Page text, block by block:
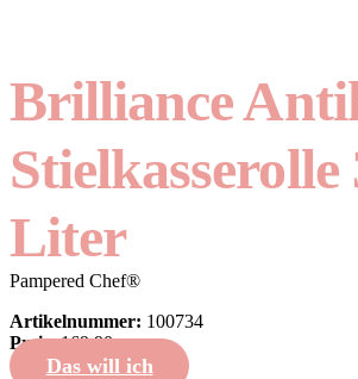
Brilliance
Stielkasserolle
Liter
Pampered Chef®
Artikelnummer: 100734
Preis:169,90
Das will ich